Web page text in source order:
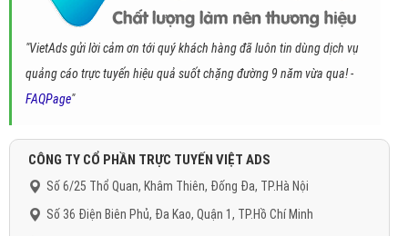
"VietAds gửi lời cảm ơn tới quý khách hàng đã luôn tin dùng dịch vụ
quảng cáo trực tuyến hiệu quả suốt chặng đường 9 năm vừa qua! -
FAQPage"
CÔNG TY CỔ PHẦN TRỰC TUYẾN VIỆT ADS
Số 6/25 Thổ Quan, Khâm Thiên, Đống Đa, TP.Hà Nội
Số 36 Điện Biên Phủ, Đa Kao, Quận 1, TP.Hồ Chí Minh